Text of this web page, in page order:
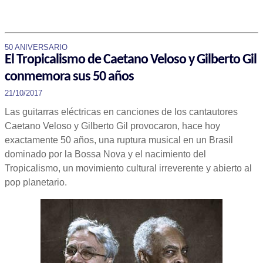
50 ANIVERSARIO
El Tropicalismo de Caetano Veloso y Gilberto Gil
conmemora sus 50 años
21/10/2017
Las guitarras eléctricas en canciones de los cantautores
Caetano Veloso y Gilberto Gil provocaron, hace hoy
exactamente 50 años, una ruptura musical en un Brasil
dominado por la Bossa Nova y el nacimiento del
Tropicalismo, un movimiento cultural irreverente y abierto al
pop planetario.